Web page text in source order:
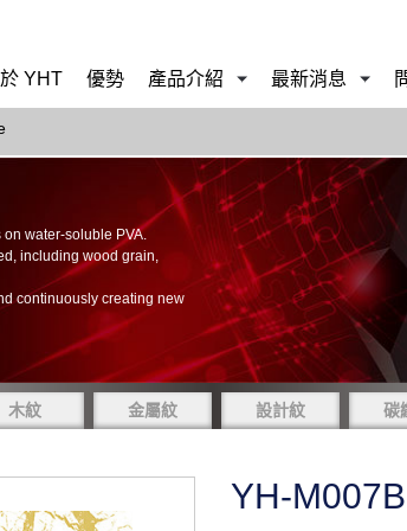
YHT 優勢 產品介紹 最新消息
water-soluble PVA.
including wood grain,
continuously creating new
木紋 金屬紋 設計紋 碳
YH-